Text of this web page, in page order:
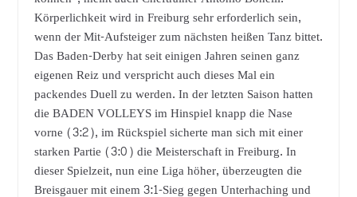
Körperlichkeit wird in Freiburg sehr erforderlich sein,
wenn der Mit-Aufsteiger zum nächsten heißen Tanz bittet.
Das Baden-Derby hat seit einigen Jahren seinen ganz
eigenen Reiz und verspricht auch dieses Mal ein
packendes Duell zu werden. In der letzten Saison hatten
die BADEN VOLLEYS im Hinspiel knapp die Nase
vorne (3:2), im Rückspiel sicherte man sich mit einer
starken Partie (3:0) die Meisterschaft in Freiburg. In
dieser Spielzeit, nun eine Liga höher, überzeugten die
Breisgauer mit einem 3:1-Sieg gegen Unterhaching und